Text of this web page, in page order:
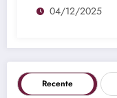
04/12/2025
Recente